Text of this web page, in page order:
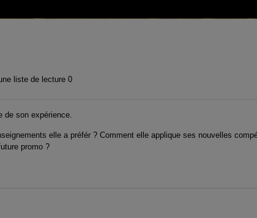
liste de lecture 0
de son expérience.
elle a préfér ? Comment elle applique ses nouvelles
promo ?